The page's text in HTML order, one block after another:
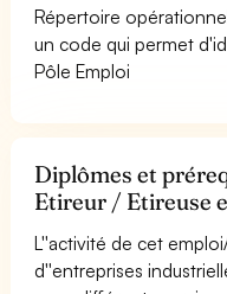
Répertoire
un code qui permet
Pôle Emploi
Diplômes et
Etireur / Etireuse
L''activité de cet
d''entreprises